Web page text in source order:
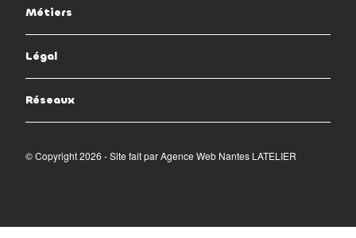
Métiers
Légal
Réseaux
© Copyright 2026 - Site fait parAgence Web Nantes LATELIER